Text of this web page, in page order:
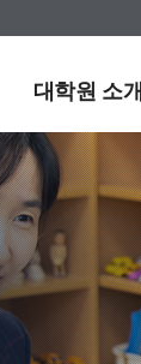
대학원 소개